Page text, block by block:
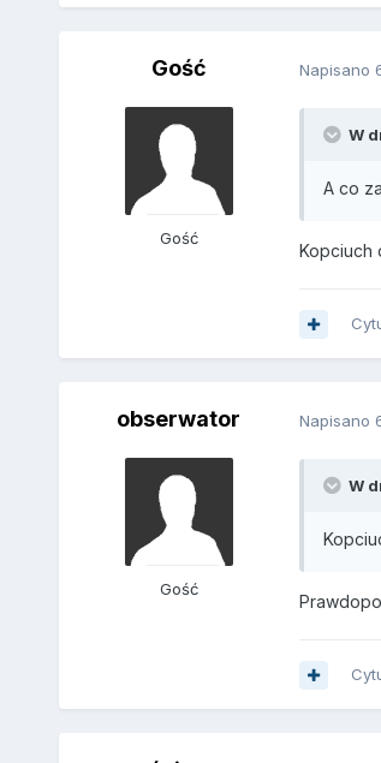
Gość
Gość
Napisano
W
A co
Kopciuch
obserwator
Gość
Napisano
W